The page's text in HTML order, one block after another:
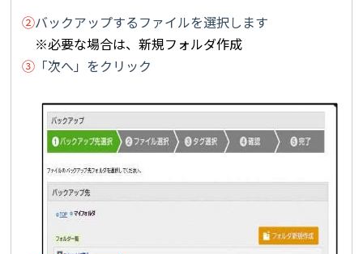
②バックアップするファイルを選択します
※必要な場合は、新規フォルダ作成
③ 「次へ」をクリック